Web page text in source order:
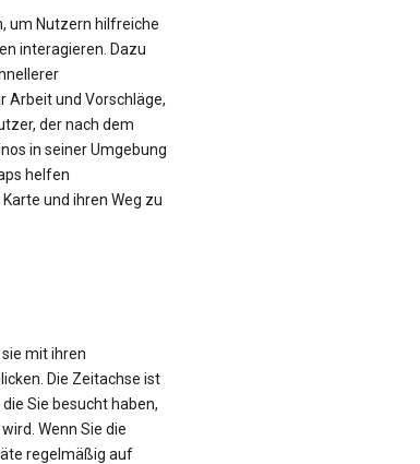
um Nutzern hilfreiche
interagieren. Dazu
Arbeit und Vorschläge,
der nach dem
in seiner Umgebung
helfen
und ihren Weg zu
mit ihren
Die Zeitachse ist
Sie besucht haben,
Wenn Sie die
regelmäßig auf